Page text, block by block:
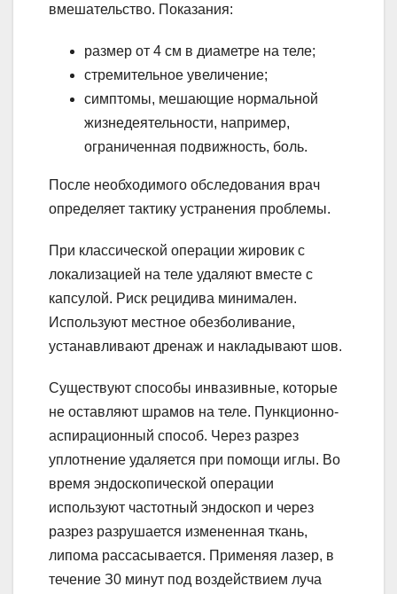
вмешательство. Показания:
размер от 4 см в диаметре на теле;
стремительное увеличение;
симптомы, мешающие нормальной
жизнедеятельности, например,
ограниченная подвижность, боль.
После необходимого обследования врач
определяет тактику устранения проблемы.
При классической операции жировик с
локализацией на теле удаляют вместе с
капсулой. Риск рецидива минимален.
Используют местное обезболивание,
устанавливают дренаж и накладывают шов.
Существуют способы инвазивные, которые
не оставляют шрамов на теле. Пункционно-
аспирационный способ. Через разрез
уплотнение удаляется при помощи иглы. Во
время эндоскопической операции
используют частотный эндоскоп и через
разрез разрушается измененная ткань,
липома рассасывается. Применяя лазер, в
течение З0 минут под воздействием луча